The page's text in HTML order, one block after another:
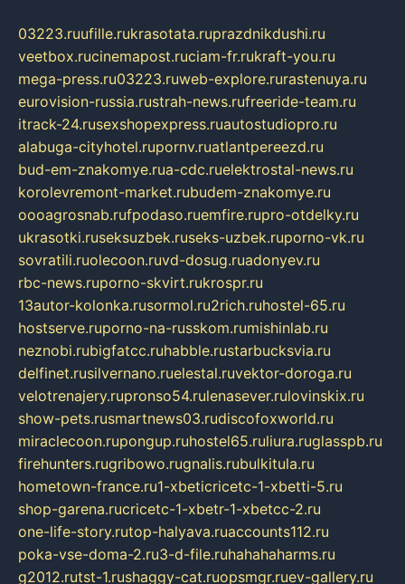
03223.ruufille.rukrasotata.ruprazdnikdushi.ru
veetbox.rucinemapost.ruciam-fr.rukraft-you.ru
mega-press.ru03223.ruweb-explore.rurastenuya.ru
eurovision-russia.rustrah-news.rufreeride-team.ru
itrack-24.rusexshopexpress.ruautostudiopro.ru
alabuga-cityhotel.rupornv.ruatlantpereezd.ru
bud-em-znakomye.rua-cdc.ruelektrostal-news.ru
korolevremont-market.rubudem-znakomye.ru
oooagrosnab.rufpodaso.ruemfire.rupro-otdelky.ru
ukrasotki.ruseksuzbek.ruseks-uzbek.ruporno-vk.ru
sovratili.ruolecoon.ruvd-dosug.ruadonyev.ru
rbc-news.ruporno-skvirt.rukrospr.ru
13autor-kolonka.rusormol.ru2rich.ruhostel-65.ru
hostserve.ruporno-na-russkom.rumishinlab.ru
neznobi.rubigfatcc.ruhabble.rustarbucksvia.ru
delfinet.rusilvernano.ruelestal.ruvektor-doroga.ru
velotrenajery.rupronso54.rulenasever.rulovinskix.ru
show-pets.rusmartnews03.rudiscofoxworld.ru
miraclecoon.rupongup.ruhostel65.ruliura.ruglasspb.ru
firehunters.rugribowo.rugnalis.rubulkitula.ru
hometown-france.ru1-xbeticricetc-1-xbetti-5.ru
shop-garena.rucricetc-1-xbetr-1-xbetcc-2.ru
one-life-story.rutop-halyava.ruaccounts112.ru
poka-vse-doma-2.ru3-d-file.ruhahahaharms.ru
g2012.rutst-1.rushaggy-cat.ruopsmgr.ruev-gallery.ru